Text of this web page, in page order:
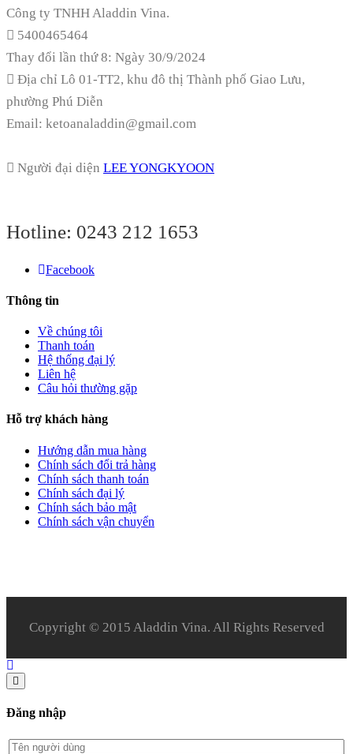
Công ty TNHH Aladdin Vina.
5400465464
Thay đổi lần thứ 8: Ngày 30/9/2024
Địa chỉ Lô 01-TT2, khu đô thị Thành phố Giao Lưu,
phường Phú Diễn
Email: ketoanaladdin@gmail.com
Người đại diện LEE YONGKYOON
Hotline: 0243 212 1653
Facebook
Thông tin
Về chúng tôi
Thanh toán
Hệ thống đại lý
Liên hệ
Câu hỏi thường gặp
Hỗ trợ khách hàng
Hướng dẫn mua hàng
Chính sách đổi trả hàng
Chính sách thanh toán
Chính sách đại lý
Chính sách bảo mật
Chính sách vận chuyển
Copyright © 2015 Aladdin Vina. All Rights Reserved
Đăng nhập